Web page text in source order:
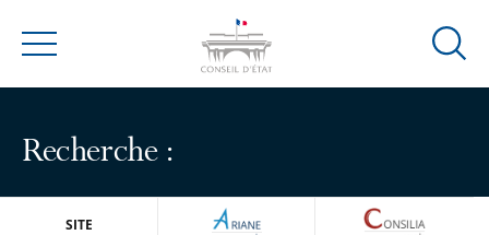
Menu
Ouvrir
Recherche :
SITE ARIANEWEB